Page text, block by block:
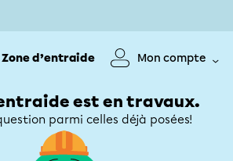
Zone d’entraide Mon compte
est en travaux.
parmi celles déjà posées!